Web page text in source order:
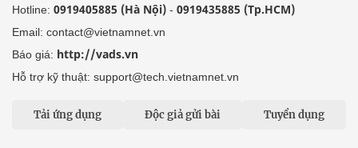
Hotline: 0919405885 (Hà Nội) - 0919435885 (Tp.HCM)
Email: contact@vietnamnet.vn
Báo giá: http://vads.vn
Hỗ trợ kỹ thuật: support@tech.vietnamnet.vn
Tải ứng dụng Độc giả gửi bài Tuyển dụng